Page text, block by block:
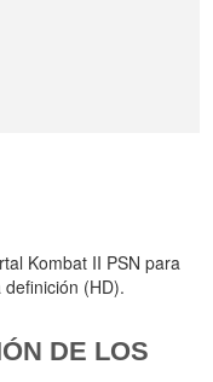
Kombat II PSN para
(HD).
DE LOS